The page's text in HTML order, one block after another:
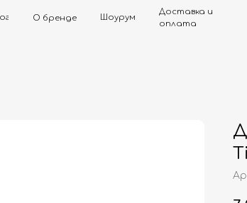
Доставка и
оплата
Шоурум
О бренде